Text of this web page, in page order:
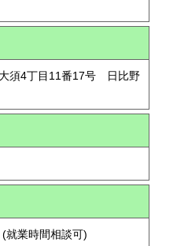
須4丁目11番17号 日比野
就業時間相談可)